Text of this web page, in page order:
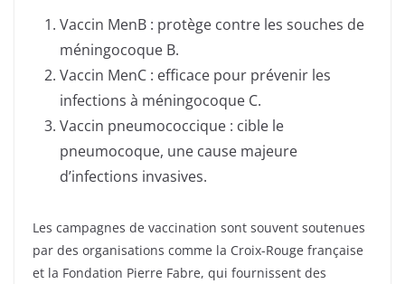
Vaccin MenB : protège contre les souches de
méningocoque B.
Vaccin MenC : efficace pour prévenir les
infections à méningocoque C.
Vaccin pneumococcique : cible le
pneumocoque, une cause majeure
d’infections invasives.
Les campagnes de vaccination sont souvent soutenues
par des organisations comme la Croix-Rouge française
et la Fondation Pierre Fabre, qui fournissent des